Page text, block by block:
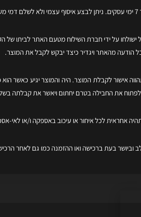
ישולחו על ידי חברת השילוח מטעם האתר לביתו
הודעה מהאתר ויגדיר כיצד יבקש לקבל את המוצר.
אישור לקבלת המוצר. היה והמוצר יגיע כאשר
את החבילה בטרם יחתום ויאשר את קבלתה
אחראית לכל איחור או עיכוב באספקה ו/או
וביושר בעת ברכישה ואו ההזמנה כמו גם לאחר